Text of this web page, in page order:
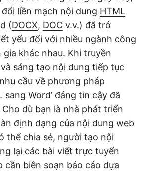
liền mạch nội dung HTML
(DOCX, DOC v.v.) đã trở
yếu đối với nhiều ngành công
gia khác nhau. Khi truyền
sáng tạo nội dung tiếp tục
cầu về phương pháp
sang Word’ đáng tin cậy đã
dù bạn là nhà phát triển
định dạng của nội dung web
thể chia sẻ, người tạo nội
lại các bài viết trực tuyến
cần biên soạn báo cáo dựa